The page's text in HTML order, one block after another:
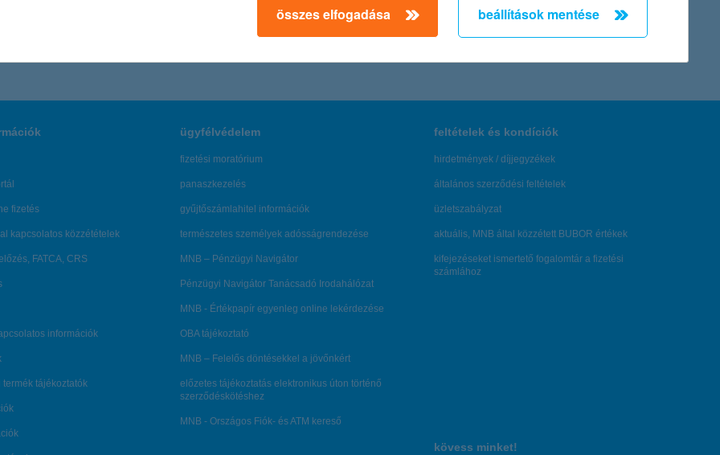
← Első Előző Következő
fizetés
kapcsolatos közzétételek
FATCA, CRS
információk
termék tájékoztatók
ügyfélvédelem
fizetési moratórium
panaszkezelés
gyűjtőszámlahitel információk
természetes személyek adósságrendezése
MNB – Pénzügyi Navigátor
Pénzügyi Navigátor Tanácsadó Irodahálózat
MNB - Értékpapír egyenleg online lekérdezése
OBA tájékoztató
MNB – Felelős döntésekkel a jövőnkért
előzetes tájékoztatás elektronikus úton történő
szerződéskötéshez
MNB - Országos Fiók- és ATM kereső
feltételek és kondíciók
hirdetmények / díjjegyzékek
általános szerződési feltételek
üzletszabályzat
aktuális, MNB által közzétett BUBOR értékek
kifejezéseket ismertető fogalomtár a fizetési
számlához
kövess minket!
összes elfogadása beállítások mentése